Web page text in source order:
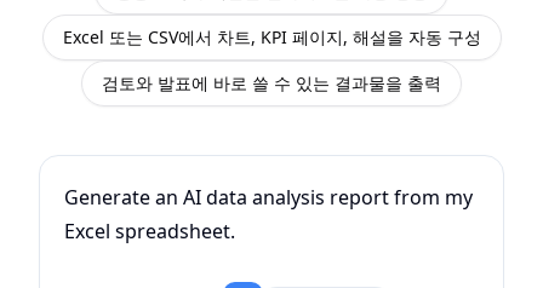
Excel 또는 CSV에서 차트, KPI 페이지, 해설을 자동 구성
검토와 발표에 바로 쓸 수 있는 결과물을 출력
Generate an AI data analysis report from my
Excel spreadsheet.